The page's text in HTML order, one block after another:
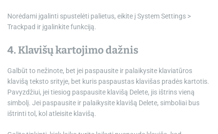
Norėdami įgalinti spustelėti palietus, eikite į System Settings >
Trackpad ir įgalinkite funkciją.
4. Klavišų kartojimo dažnis
Galbūt to nežinote, bet jei paspausite ir palaikysite klaviatūros
klavišą teksto srityje, bet kuris paspaustas klavišas pradės kartotis.
Pavyzdžiui, jei tiesiog paspausite klavišą Delete, jis ištrins vieną
simbolį. Jei paspausite ir palaikysite klavišą Delete, simboliai bus
ištrinti tol, kol atleisite klavišą.